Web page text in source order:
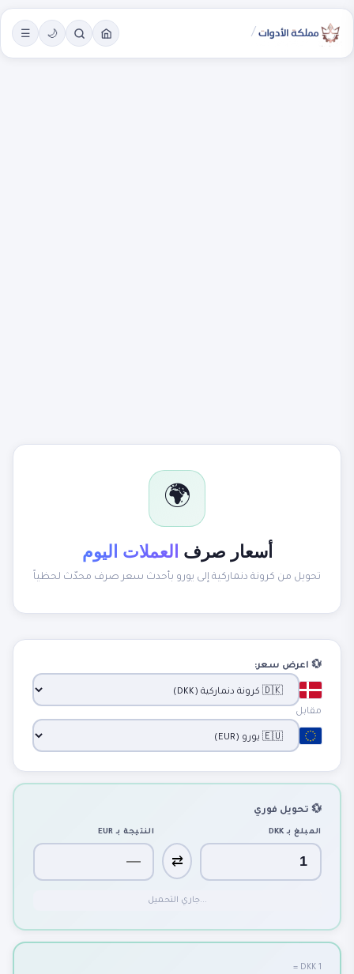
/
🌙
☰
🌍
أسعار صرف العملات اليوم
تحويل من كرونة دنماركية إلى يورو بأحدث سعر صرف محدّث لحظياً
💱 اعرض سعر:
مقابل
💱 تحويل فوري
المبلغ بـDKK
⇄
النتيجة بـ EUR
جاري التحميل...
1 DKK =